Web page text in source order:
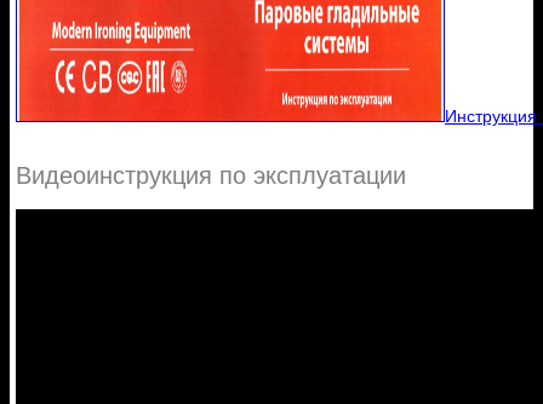
Видеоинструкция по эксплуатации